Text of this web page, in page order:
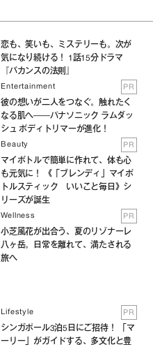
恋も、笑いも、ミステリーも。次が
気になり続ける！ 1話15分ドラマ
『バカンスの法則』
Entertainment PR
彼の想いが二人をつなぐ。触れたく
なる肌へ──パナソニック ラムダッ
シュ ボディトリマーが進化！
Beauty PR
マイボトルで簡単に作れて、体も心
も元気に！ 《「ブレンディ」マイボ
トルスティック いいこと毎日》シ
リーズが誕生
Wellness PR
小芝風花が出合う、夏のリゾナーレ
八ヶ岳。日常を離れて、満たされる
旅へ
Lifestyle PR
シンガポール3泊5日にご招待！ 「マ
ーリー」がガイドする、多文化と豊